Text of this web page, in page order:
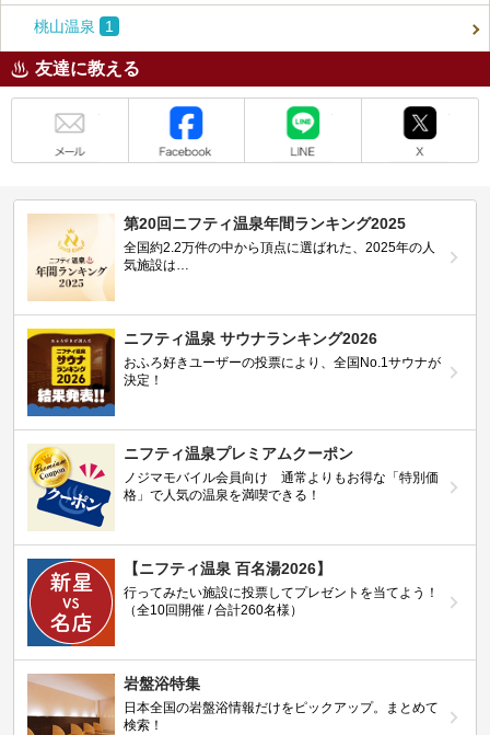
桃山温泉 1
友達に教える
第20回ニフティ温泉年間ランキング2025
全国約2.2万件の中から頂点に選ばれた、2025年の人
気施設は…
ニフティ温泉 サウナランキング2026
おふろ好きユーザーの投票により、全国No.1サウナが
決定！
ニフティ温泉プレミアムクーポン
ノジマモバイル会員向け 通常よりもお得な「特別価
格」で人気の温泉を満喫できる！
【ニフティ温泉 百名湯2026】
行ってみたい施設に投票してプレゼントを当てよう！
（全10回開催 / 合計260名様）
岩盤浴特集
日本全国の岩盤浴情報だけをピックアップ。まとめて
検索！